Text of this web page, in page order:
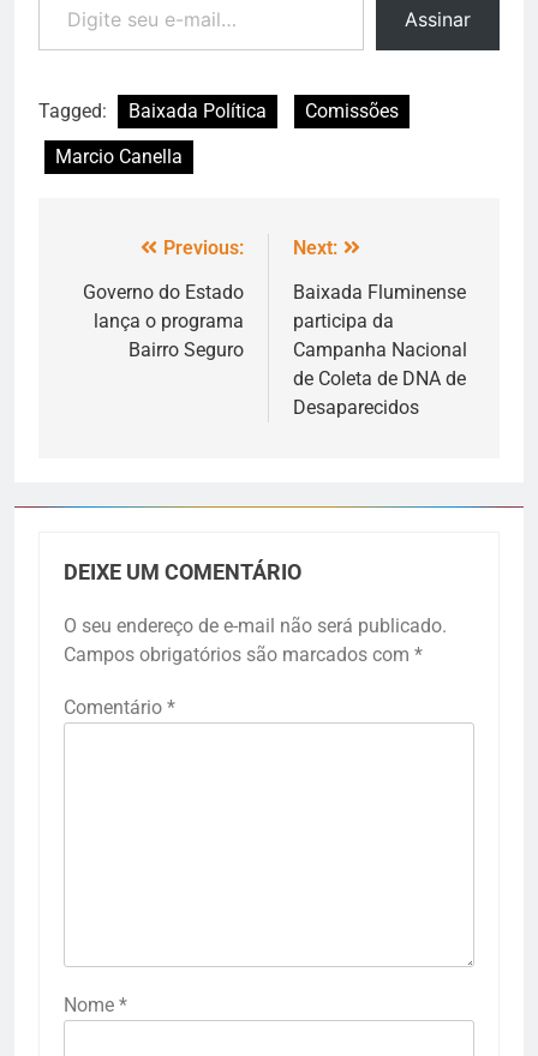
Assinar
Tagged: Baixada Política
Comissões
Marcio Canella
Previous:
Governo do Estado
lança o programa
Bairro Seguro
Next:
Baixada Fluminense
participa da
Campanha Nacional
de Coleta de DNA de
Desaparecidos
DEIXE UM COMENTÁRIO
O seu endereço de e-mail não será publicado.
Campos obrigatórios são marcados com *
Comentário *
Nome *